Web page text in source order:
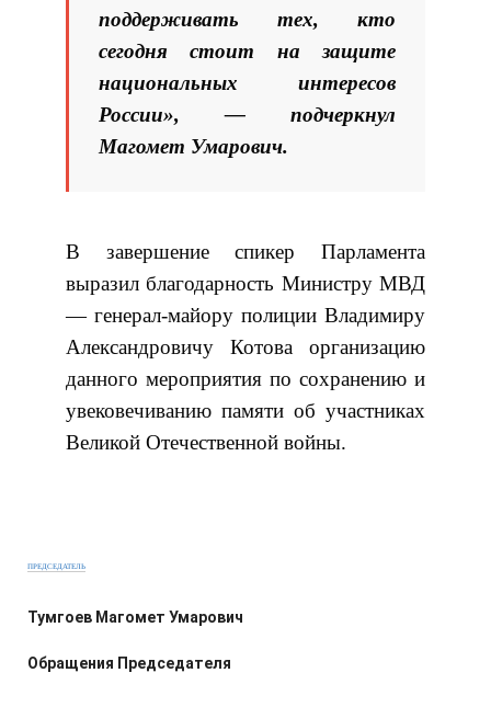
поддерживать тех, кто
сегодня стоит на защите
национальных интересов
России», — подчеркнул
Магомет Умарович.
В завершение спикер Парламента
выразил благодарность Министру МВД
— генерал-майору полиции Владимиру
Александровичу Котова организацию
данного мероприятия по сохранению и
увековечиванию памяти об участниках
Великой Отечественной войны.
ПРЕДСЕДАТЕЛЬ
Тумгоев Магомет Умарович
Обращения Председателя